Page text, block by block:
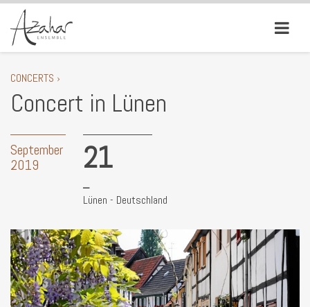
CONCERTS ›
Concert in Lünen
September
2019
21
Lünen - Deutschland